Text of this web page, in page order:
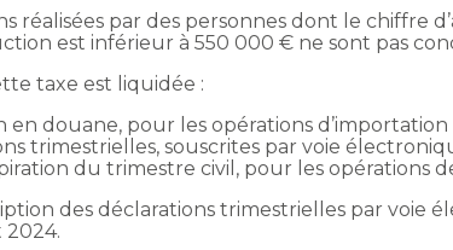
réalisées par des personnes dont le chiffre
est inférieur à 550 000 € ne sont pas
taxe est liquidée :
en douane, pour les opérations d’importation
trimestrielles, souscrites par voie
du trimestre civil, pour les opérations
des déclarations trimestrielles par voie